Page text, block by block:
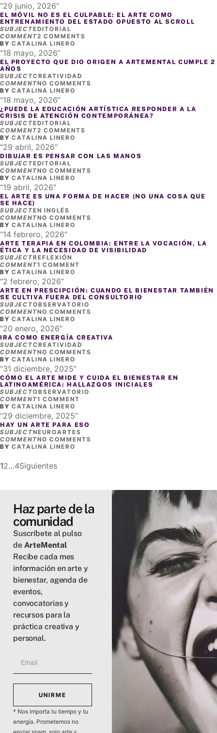
29 junio, 2026
EL MÓVIL NO ES EL CULPABLE: EL ARTE COMO
ENTRENAMIENTO DEL ESTADO OPUESTO AL SCROLL
SUBJECTEDITORIAL
COMMENT2 COMMENTS
BY CATALINA LINERO
18 mayo, 2026
EL PROYECTO QUE DIO ORIGEN A ARTEMENTAL CUMPLE 2
AÑOS
SUBJECTCREATIVIDAD
COMMENTNO COMMENTS
BY CATALINA LINERO
18 mayo, 2026
¿PUEDE LA EDUCACIÓN ARTÍSTICA RESPONDER A LA
CRISIS DE ATENCIÓN CONTEMPORÁNEA?
SUBJECTEDITORIAL
COMMENT2 COMMENTS
BY CATALINA LINERO
29 abril, 2026
DIBUJAR ES PENSAR CON LAS MANOS
SUBJECTEDITORIAL
COMMENTNO COMMENTS
BY CATALINA LINERO
19 abril, 2026
EL ARTE ES UNA FORMA DE HACER (NO UNA COSA QUE
SE HACE)
SUBJECTEN INGLÉS
COMMENTNO COMMENTS
BY CATALINA LINERO
14 febrero, 2026
ARTE TERAPIA EN COLOMBIA: ENTRE LA VOCACIÓN, LA
ÉTICA Y LA NECESIDAD DE VISIBILIDAD
SUBJECTREFLEXIÓN
COMMENT1 COMMENT
BY CATALINA LINERO
2 febrero, 2026
ARTE EN PRESCIPCIÓN: CUANDO EL BIENESTAR TAMBIÉN
SE CULTIVA FUERA DEL CONSULTORIO
SUBJECTOBSERVATORIO
COMMENTNO COMMENTS
BY CATALINA LINERO
20 enero, 2026
IRA COMO ENERGÍA CREATIVA
SUBJECTCREATIVIDAD
COMMENTNO COMMENTS
BY CATALINA LINERO
31 diciembre, 2025
CÓMO EL ARTE MIDE Y CUIDA EL BIENESTAR EN
LATINOAMÉRICA: HALLAZGOS INICIALES
SUBJECTOBSERVATORIO
COMMENT1 COMMENT
BY CATALINA LINERO
29 diciembre, 2025
HAY UN ARTE PARA ESO
SUBJECTNEUROARTES
COMMENTNO COMMENTS
BY CATALINA LINERO
12…4Siguientes
Haz parte de la
comunidad
Suscríbete al pulso
de ArteMental
Recibe cada mes
información en arte y
bienestar, agenda de
eventos,
convocatorias y
recursos para la
práctica creativa y
personal.
UNIRME
* Nos importa tu tiempo y tu
energía. Prometemos no